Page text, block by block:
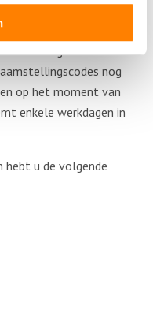
een geheel nieuwe
nog
op het moment van
enkele werkdagen in
hebt u de volgende